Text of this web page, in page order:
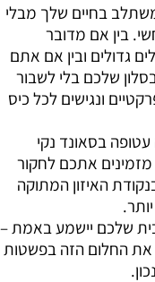
בחיים שלך מבלי
בין אם מדובר
גדולים ובין אם אתם
שלכם בלי לשבור
ונגישים לכל כיס
בסאונד נקי
אתכם לחקור
האיזון המתוקה
שלכם יישמע באמת –
את החלום הזה בפשטות